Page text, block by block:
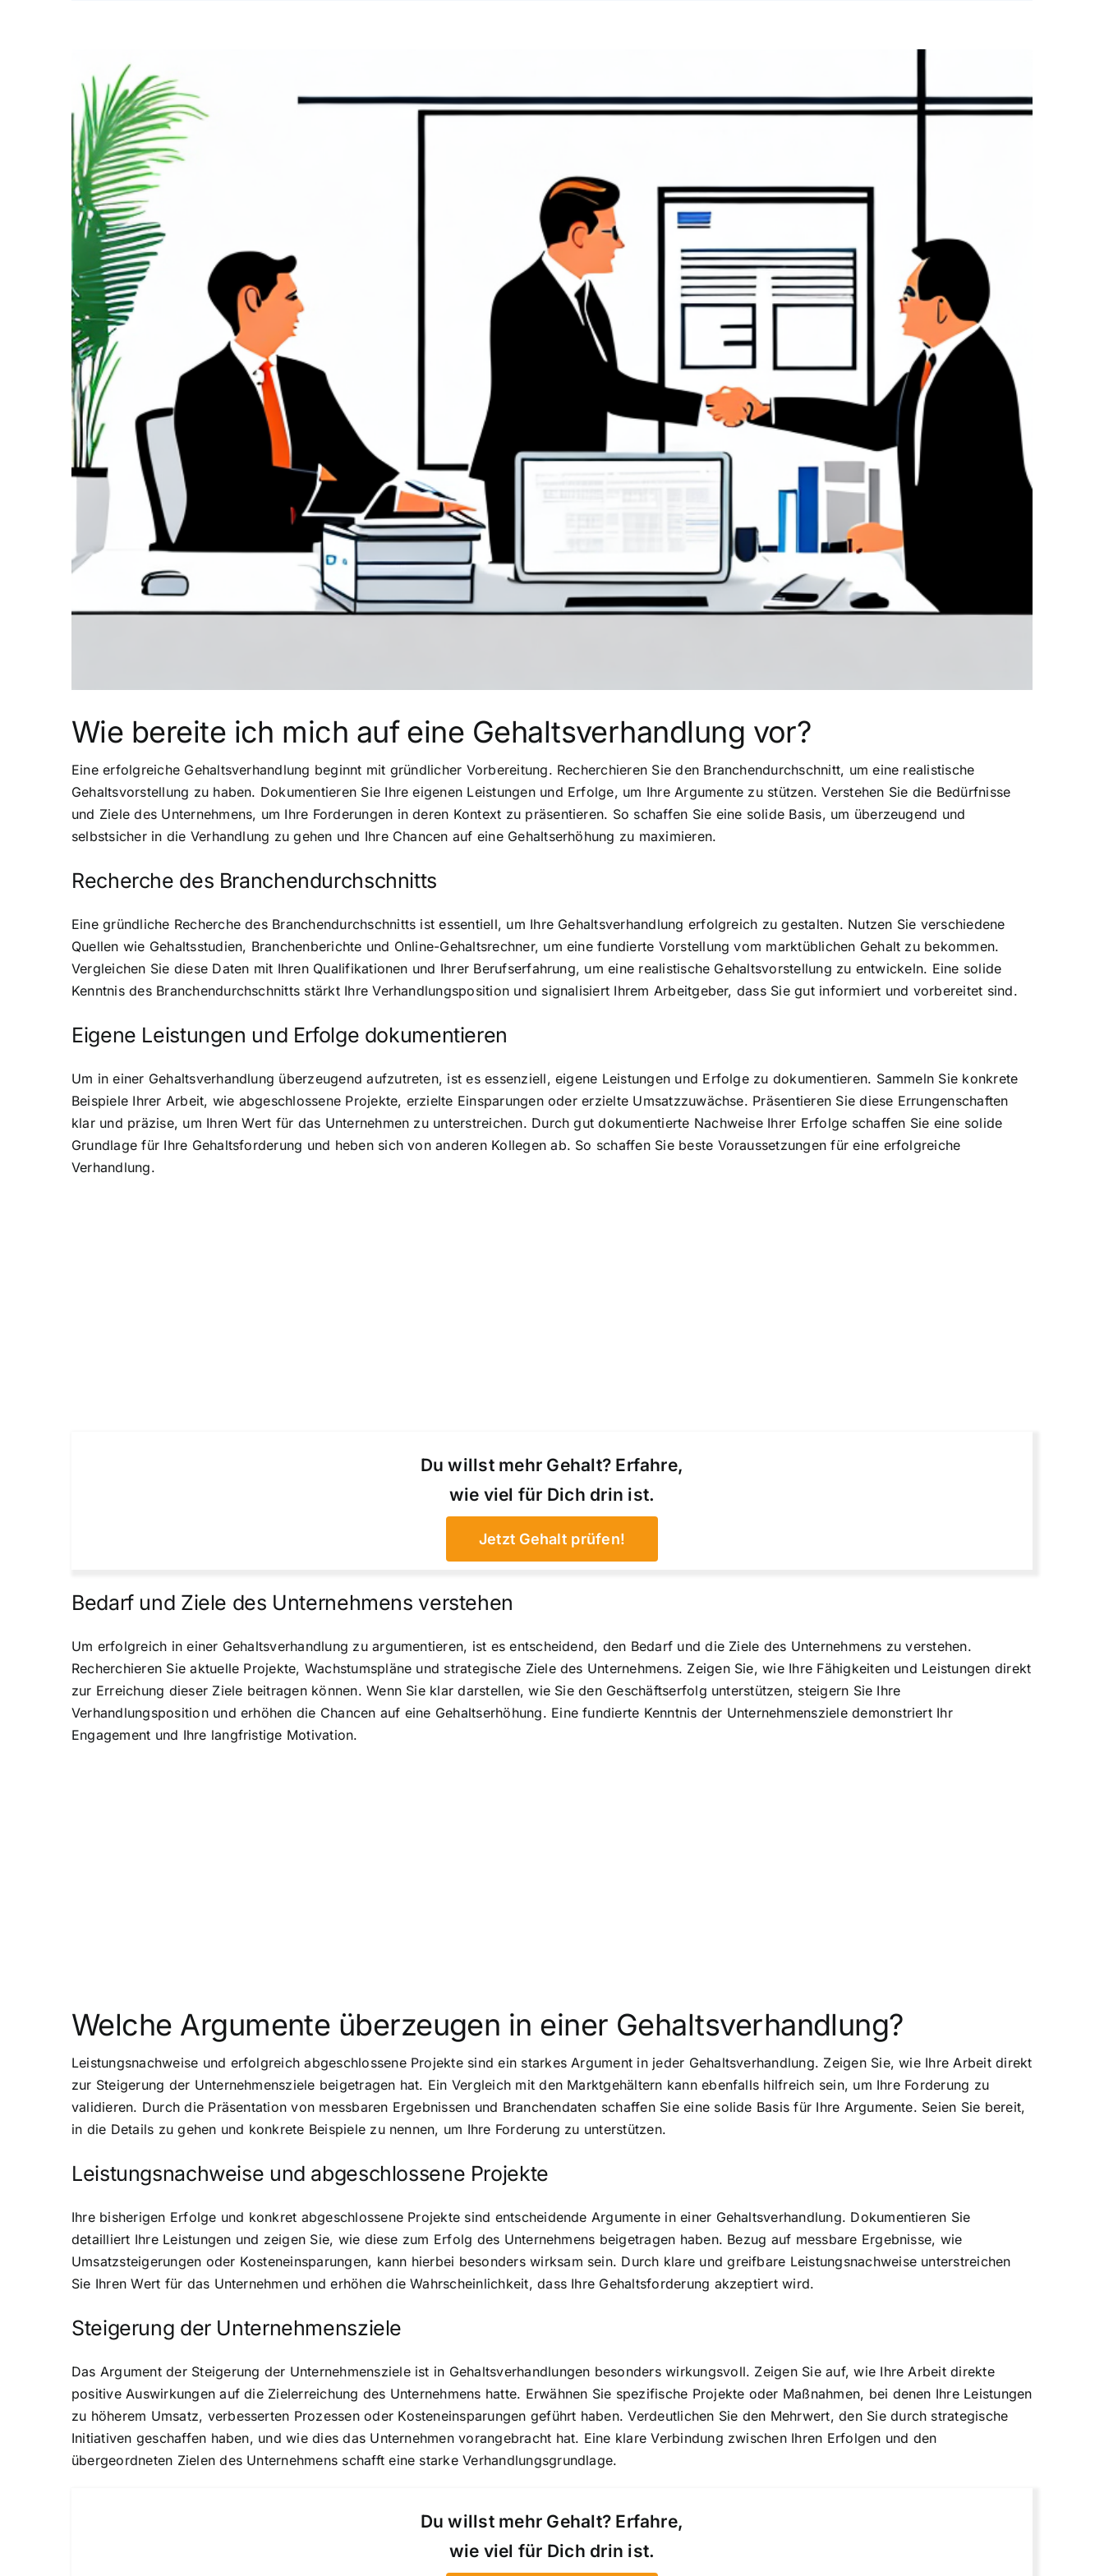
grösseres
Bild
Wie bereite ich mich auf eine Gehaltsverhandlung vor?
Eine erfolgreiche Gehaltsverhandlung beginnt mit gründlicher Vorbereitung. Recherchieren Sie den Branchendurchschnitt, um eine realistische
Gehaltsvorstellung zu haben. Dokumentieren Sie Ihre eigenen Leistungen und Erfolge, um Ihre Argumente zu stützen. Verstehen Sie die Bedürfnisse
und Ziele des Unternehmens, um Ihre Forderungen in deren Kontext zu präsentieren. So schaffen Sie eine solide Basis, um überzeugend und
selbstsicher in die Verhandlung zu gehen und Ihre Chancen auf eine Gehaltserhöhung zu maximieren.
Recherche des Branchendurchschnitts
Eine gründliche Recherche des Branchendurchschnitts ist essentiell, um Ihre Gehaltsverhandlung erfolgreich zu gestalten. Nutzen Sie verschiedene
Quellen wie Gehaltsstudien, Branchenberichte und Online-Gehaltsrechner, um eine fundierte Vorstellung vom marktüblichen Gehalt zu bekommen.
Vergleichen Sie diese Daten mit Ihren Qualifikationen und Ihrer Berufserfahrung, um eine realistische Gehaltsvorstellung zu entwickeln. Eine solide
Kenntnis des Branchendurchschnitts stärkt Ihre Verhandlungsposition und signalisiert Ihrem Arbeitgeber, dass Sie gut informiert und vorbereitet sind.
Eigene Leistungen und Erfolge dokumentieren
Um in einer Gehaltsverhandlung überzeugend aufzutreten, ist es essenziell, eigene Leistungen und Erfolge zu dokumentieren. Sammeln Sie konkrete
Beispiele Ihrer Arbeit, wie abgeschlossene Projekte, erzielte Einsparungen oder erzielte Umsatzzuwächse. Präsentieren Sie diese Errungenschaften
klar und präzise, um Ihren Wert für das Unternehmen zu unterstreichen. Durch gut dokumentierte Nachweise Ihrer Erfolge schaffen Sie eine solide
Grundlage für Ihre Gehaltsforderung und heben sich von anderen Kollegen ab. So schaffen Sie beste Voraussetzungen für eine erfolgreiche
Verhandlung.
Du willst mehr Gehalt? Erfahre,
wie viel für Dich drin ist.
Jetzt Gehalt prüfen!
Bedarf und Ziele des Unternehmens verstehen
Um erfolgreich in einer Gehaltsverhandlung zu argumentieren, ist es entscheidend, den Bedarf und die Ziele des Unternehmens zu verstehen.
Recherchieren Sie aktuelle Projekte, Wachstumspläne und strategische Ziele des Unternehmens. Zeigen Sie, wie Ihre Fähigkeiten und Leistungen direkt
zur Erreichung dieser Ziele beitragen können. Wenn Sie klar darstellen, wie Sie den Geschäftserfolg unterstützen, steigern Sie Ihre
Verhandlungsposition und erhöhen die Chancen auf eine Gehaltserhöhung. Eine fundierte Kenntnis der Unternehmensziele demonstriert Ihr
Engagement und Ihre langfristige Motivation.
Welche Argumente überzeugen in einer Gehaltsverhandlung?
Leistungsnachweise und erfolgreich abgeschlossene Projekte sind ein starkes Argument in jeder Gehaltsverhandlung. Zeigen Sie, wie Ihre Arbeit direkt
zur Steigerung der Unternehmensziele beigetragen hat. Ein Vergleich mit den Marktgehältern kann ebenfalls hilfreich sein, um Ihre Forderung zu
validieren. Durch die Präsentation von messbaren Ergebnissen und Branchendaten schaffen Sie eine solide Basis für Ihre Argumente. Seien Sie bereit,
in die Details zu gehen und konkrete Beispiele zu nennen, um Ihre Forderung zu unterstützen.
Leistungsnachweise und abgeschlossene Projekte
Ihre bisherigen Erfolge und konkret abgeschlossene Projekte sind entscheidende Argumente in einer Gehaltsverhandlung. Dokumentieren Sie
detailliert Ihre Leistungen und zeigen Sie, wie diese zum Erfolg des Unternehmens beigetragen haben. Bezug auf messbare Ergebnisse, wie
Umsatzsteigerungen oder Kosteneinsparungen, kann hierbei besonders wirksam sein. Durch klare und greifbare Leistungsnachweise unterstreichen
Sie Ihren Wert für das Unternehmen und erhöhen die Wahrscheinlichkeit, dass Ihre Gehaltsforderung akzeptiert wird.
Steigerung der Unternehmensziele
Das Argument der Steigerung der Unternehmensziele ist in Gehaltsverhandlungen besonders wirkungsvoll. Zeigen Sie auf, wie Ihre Arbeit direkte
positive Auswirkungen auf die Zielerreichung des Unternehmens hatte. Erwähnen Sie spezifische Projekte oder Maßnahmen, bei denen Ihre Leistungen
zu höherem Umsatz, verbesserten Prozessen oder Kosteneinsparungen geführt haben. Verdeutlichen Sie den Mehrwert, den Sie durch strategische
Initiativen geschaffen haben, und wie dies das Unternehmen vorangebracht hat. Eine klare Verbindung zwischen Ihren Erfolgen und den
übergeordneten Zielen des Unternehmens schafft eine starke Verhandlungsgrundlage.
Du willst mehr Gehalt? Erfahre,
wie viel für Dich drin ist.